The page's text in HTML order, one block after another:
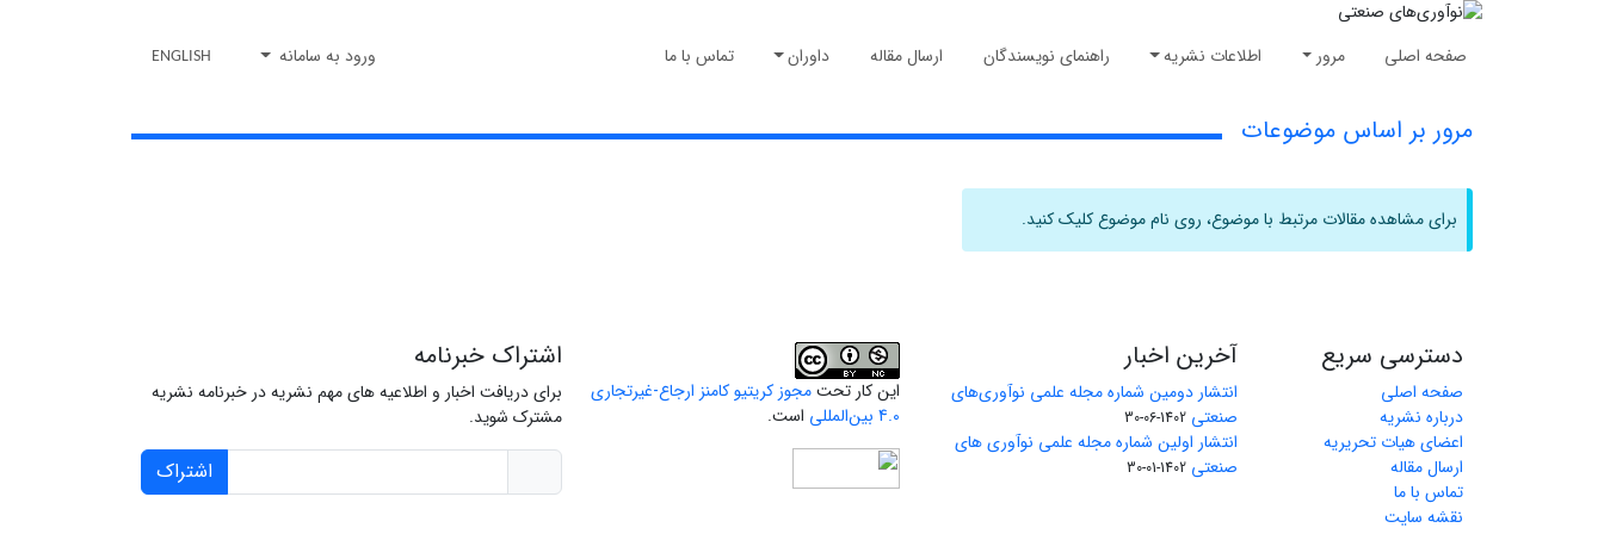
صفحه اصلی مرور اطلاعات نشریه راهنمای نویسندگان ارسال مقاله داوران تماس با ما ورود به سامانه ENGLISH
مرور بر اساس موضوعات
برای مشاهده مقالات مرتبط با موضوع، روی نام موضوع کلیک کنید.
دسترسی سریع
صفحه اصلی
درباره نشریه
اعضای هیات تحریریه
ارسال مقاله
تماس با ما
نقشه سایت
آخرین اخبار
انتشار دومین شماره مجله علمی نوآوری‌های
صنعتی 1402-06-30
انتشار اولین شماره مجله علمی نوآوری های
صنعتی 1402-01-30
این کار تحتمجوز کریتیو کامنز ارجاع-غیرتجاری
4.0 بین‌المللی
است.
اشتراک خبرنامه
برای دریافت اخبار و اطلاعیه های مهم نشریه در خبرنامه نشریه
مشترک شوید.
اشتراک